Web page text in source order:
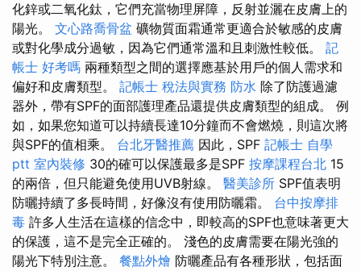
化鋅或二氧化鈦，它們充當物理屏障，反射並灑在皮膚上的
陽光。 文心路喬骨盆 礦物質面霜通常更適合於敏感的皮膚
或對化學成分過敏，因為它們通常溫和且刺激性較低。 記
帳士 好考嗎 兩種類型之間的選擇應基於用戶的個人需求和
偏好和皮膚類型。 記帳士 稅法與實務 防水 除了防護過濾
器外，帶有SPF的面部護理產品還提供皮膚類型的組成。 例
如，如果您知道可以持續長達10分鐘而不會燃燒，則這次將
與SPF的值相乘。 台北牙醫推薦 因此，SPF 記帳士 自學
ptt 室內裝修 30的確可以保護最多是SPF 按摩課程台北 15
的兩倍，但只能避免使用UVB射線。 醫美診所 SPF值表明
防曬持續了多長時間，好像沒有使用防曬霜。 台中按摩排
毒 許多人生活在這樣的信念中，即較高的SPF也意味著更大
的保護，這不是完全正確的。 淺色的皮膚需要在陽光強的
陽光下特別注意。 餐點外燴 防曬產品有各種形狀，包括面